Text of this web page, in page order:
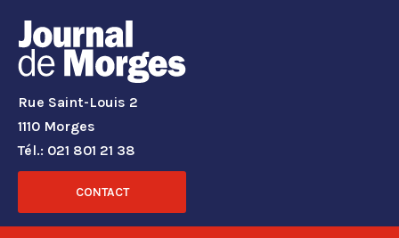
Rue Saint-Louis 2
1110 Morges
Tél.: 021 801 21 38
CONTACT